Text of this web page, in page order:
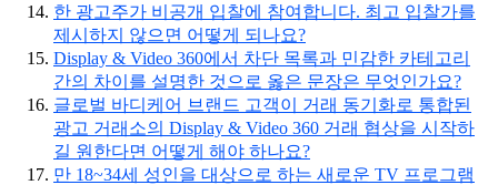
한 광고주가 비공개 입찰에 참여합니다. 최고 입찰가를
제시하지 않으면 어떻게 되나요?
Display & Video 360에서 차단 목록과 민감한 카테고리
간의 차이를 설명한 것으로 옳은 문장은 무엇인가요?
글로벌 바디케어 브랜드 고객이 거래 동기화로 통합된
광고 거래소의 Display & Video 360 거래 협상을 시작하
길 원한다면 어떻게 해야 하나요?
만 18~34세 성인을 대상으로 하는 새로운 TV 프로그램